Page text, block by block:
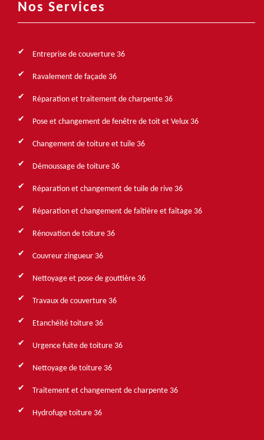
Nos Services
Entreprise de couverture 36
Ravalement de façade 36
Réparation et traitement de charpente 36
Pose et changement de fenêtre de toit et Velux 36
Changement de toiture et tuile 36
Démoussage de toiture 36
Réparation et changement de tuile de rive 36
Réparation et changement de faîtière et faîtage 36
Rénovation de toiture 36
Couvreur zingueur 36
Nettoyage et pose de gouttière 36
Travaux de couverture 36
Etanchéité toiture 36
Urgence fuite de toiture 36
Nettoyage de toiture 36
Traitement et changement de charpente 36
Hydrofuge toiture 36